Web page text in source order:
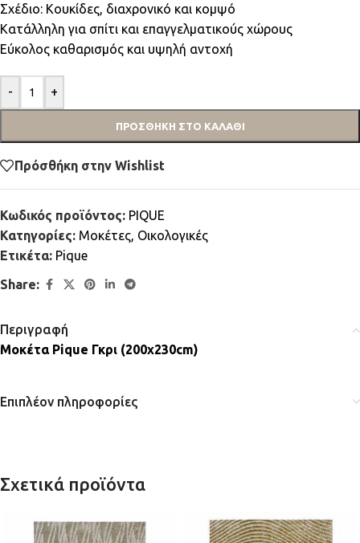
Σχέδιο: Κουκίδες, διαχρονικό και κομψό
Κατάλληλη για σπίτι και επαγγελματικούς χώρους
Εύκολος καθαρισμός και υψηλή αντοχή
- +
ΠΡΟΣΘΉΚΗ ΣΤΟ ΚΑΛΆΘΙ
Πρόσθήκη στην Wishlist
Κωδικός προϊόντος: PIQUE
Κατηγορίες: Μοκέτες, Οικολογικές
Ετικέτα: Pique
Share:
Περιγραφή
Μοκέτα Pique Γκρι (200x230cm)
Επιπλέον πληροφορίες
Σχετικά προϊόντα